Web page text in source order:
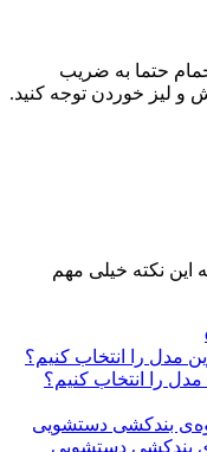
حتما به ضریب
و لیز خوردن توجه کنید.
این نکته خیلی مهم
را انتخاب کنیم؟
بندکشی دستشویی